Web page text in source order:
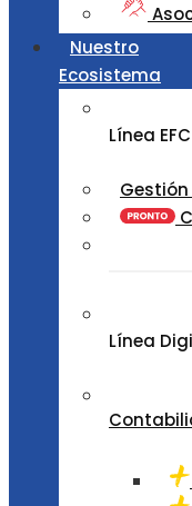
Nuestro
Ecosistema
Línea EFC
Gestión
Línea